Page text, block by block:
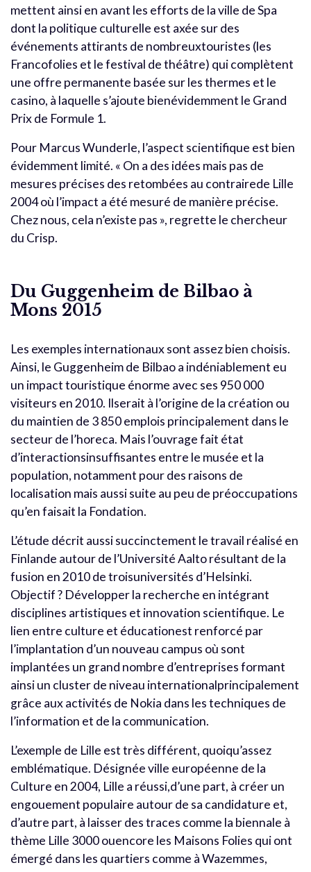
mettent ainsi en avant les efforts de la ville de Spa
dont la politique culturelle est axée sur des
événements attirants de nombreuxtouristes (les
Francofolies et le festival de théâtre) qui complètent
une offre permanente basée sur les thermes et le
casino, à laquelle s’ajoute bienévidemment le Grand
Prix de Formule 1.
Pour Marcus Wunderle, l’aspect scientifique est bien
évidemment limité. « On a des idées mais pas de
mesures précises des retombées au contrairede Lille
2004 où l’impact a été mesuré de manière précise.
Chez nous, cela n’existe pas », regrette le chercheur
du Crisp.
Du Guggenheim de Bilbao à
Mons 2015
Les exemples internationaux sont assez bien choisis.
Ainsi, le Guggenheim de Bilbao a indéniablement eu
un impact touristique énorme avec ses 950 000
visiteurs en 2010. Ilserait à l’origine de la création ou
du maintien de 3 850 emplois principalement dans le
secteur de l’horeca. Mais l’ouvrage fait état
d’interactionsinsuffisantes entre le musée et la
population, notamment pour des raisons de
localisation mais aussi suite au peu de préoccupations
qu’en faisait la Fondation.
L’étude décrit aussi succinctement le travail réalisé en
Finlande autour de l’Université Aalto résultant de la
fusion en 2010 de troisuniversités d’Helsinki.
Objectif ? Développer la recherche en intégrant
disciplines artistiques et innovation scientifique. Le
lien entre culture et éducationest renforcé par
l’implantation d’un nouveau campus où sont
implantées un grand nombre d’entreprises formant
ainsi un cluster de niveau internationalprincipalement
grâce aux activités de Nokia dans les techniques de
l’information et de la communication.
L’exemple de Lille est très différent, quoiqu’assez
emblématique. Désignée ville européenne de la
Culture en 2004, Lille a réussi,d’une part, à créer un
engouement populaire autour de sa candidature et,
d’autre part, à laisser des traces comme la biennale à
thème Lille 3000 ouencore les Maisons Folies qui ont
émergé dans les quartiers comme à Wazemmes,